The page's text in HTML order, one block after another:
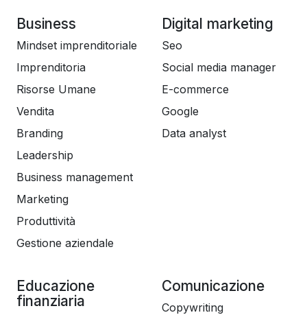
Business
Mindset imprenditoriale
Imprenditoria
Risorse Umane
Vendita
Branding
Leadership
Business management
Marketing
Produttività
Gestione aziendale
Digital marketing
Seo
Social media manager
E-commerce
Google
Data analyst
Educazione
finanziaria
Comunicazione
Copywriting